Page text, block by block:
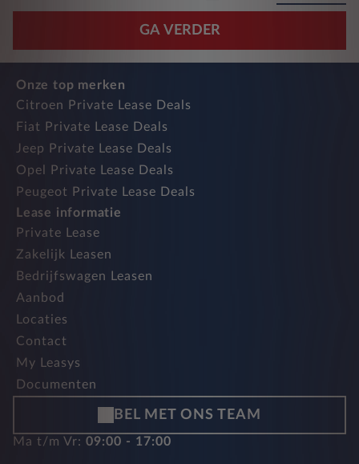
GA VERDER
Onze top merken
Citroen Private Lease Deals
Fiat Private Lease Deals
Jeep Private Lease Deals
Opel Private Lease Deals
Peugeot Private Lease Deals
Lease informatie
Private Lease
Zakelijk Leasen
Bedrijfswagen Leasen
Aanbod
Locaties
Contact
My Leasys
Documenten
BEL MET ONS TEAM
Ma t/m Vr: 09:00 - 17:00